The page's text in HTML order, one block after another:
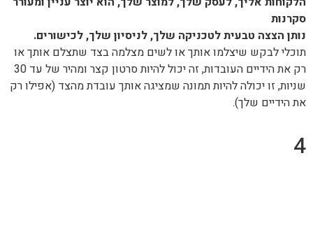
סקרנות
נותן הצצה טבעית לטכניקה שלך, לניסיון שלך, לכישורים.
תוכלי לבקש שיצלמו אותך או לשים מצלמה בצד שתצלם אותך או
רק את הידיים העובדות, זה יכול להיות סרטון קצר ומהיר של עד 30
שניות, זו יכולה להיות תמונה שמציגה אותך עובדת מהצד (אפילו רק
את הידיים שלך).
4